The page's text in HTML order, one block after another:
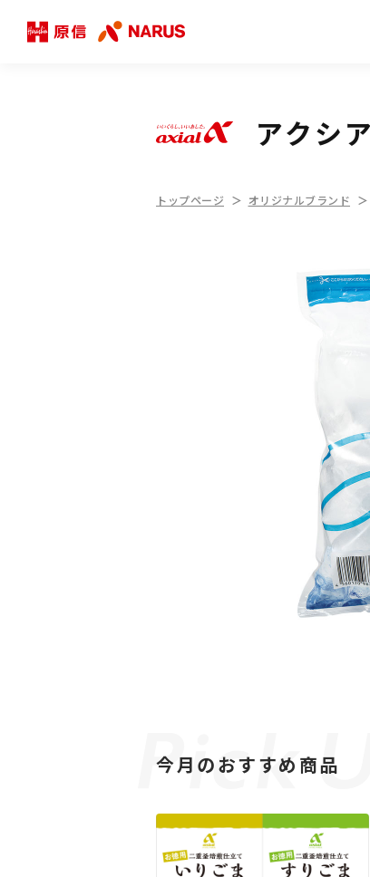
アクシ
トップページ オリジナルブランド
今月のおすすめ商品